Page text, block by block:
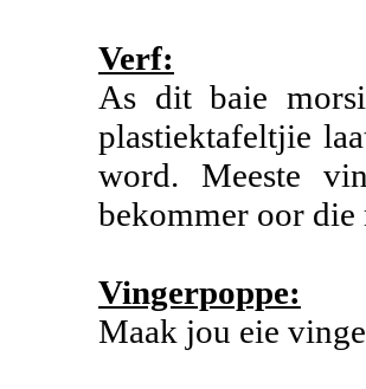
Verf:
As dit baie
plastiektafeltjie
word. Meeste
bekommer oor
Vingerpoppe:
Maak jou eie